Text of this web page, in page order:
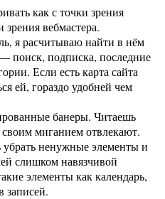
как с точки зрения
зрения вебмастера.
я расчитываю найти в нём
поиск, подписка, последние
Если есть карта сайта
ей, гораздо удобней чем
банеры. Читаешь
миганием отвлекают.
убрать ненужные элементы и
слишком навязчивой
элементы как календарь,
записей.